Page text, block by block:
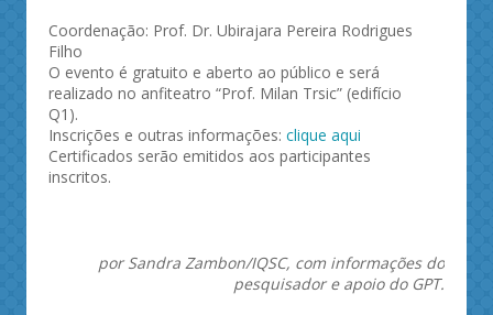
Coordenação: Prof. Dr. Ubirajara Pereira Rodrigues
Filho
O evento é gratuito e aberto ao público e será
realizado no anfiteatro “Prof. Milan Trsic” (edifício
Q1).
Inscrições e outras informações: clique aqui
Certificados serão emitidos aos participantes
inscritos.
por Sandra Zambon/IQSC, com informações do
pesquisador e apoio do GPT.